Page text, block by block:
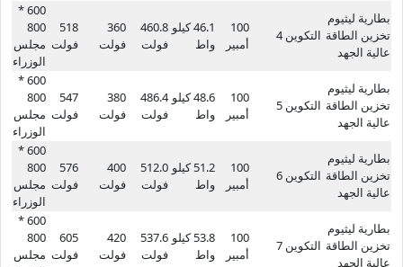
بطارية ليثيوم
تخزين الطاقة
عالية الجهد
التكوين 4
100
أمبير
46.1 كيلو
واط
460.8
فولت
360
فولت
518
فولت
600 *
800
مجلس
الوزراء
بطارية ليثيوم
تخزين الطاقة
عالية الجهد
التكوين 5
100
أمبير
48.6 كيلو
واط
486.4
فولت
380
فولت
547
فولت
600 *
800
مجلس
الوزراء
بطارية ليثيوم
تخزين الطاقة
عالية الجهد
التكوين 6
100
أمبير
51.2 كيلو
واط
512.0
فولت
400
فولت
576
فولت
600 *
800
مجلس
الوزراء
بطارية ليثيوم
تخزين الطاقة
عالية الجهد
التكوين 7
100
أمبير
53.8 كيلو
واط
537.6
فولت
420
فولت
605
فولت
600 *
800
مجلس